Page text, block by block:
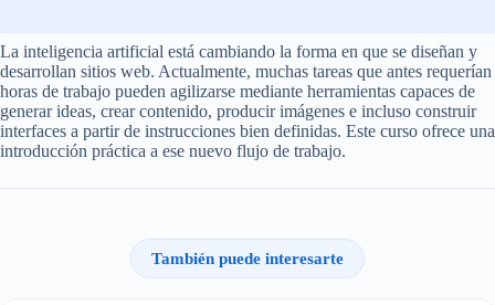
La inteligencia artificial está cambiando la forma en que se diseñan y
desarrollan sitios web. Actualmente, muchas tareas que antes requerían
horas de trabajo pueden agilizarse mediante herramientas capaces de
generar ideas, crear contenido, producir imágenes e incluso construir
interfaces a partir de instrucciones bien definidas. Este curso ofrece una
introducción práctica a ese nuevo flujo de trabajo.
También puede interesarte